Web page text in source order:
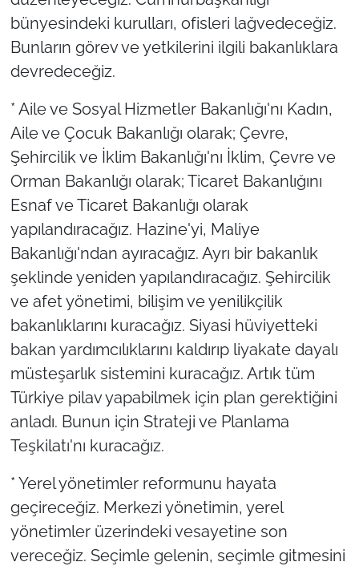
bünyesindeki kurulları, ofisleri lağvedeceğiz.
Bunların görev ve yetkilerini ilgili bakanlıklara
devredeceğiz.
* Aile ve Sosyal Hizmetler Bakanlığı'nı Kadın,
Aile ve Çocuk Bakanlığı olarak; Çevre,
Şehircilik ve İklim Bakanlığı'nı İklim, Çevre ve
Orman Bakanlığı olarak; Ticaret Bakanlığını
Esnaf ve Ticaret Bakanlığı olarak
yapılandıracağız. Hazine'yi, Maliye
Bakanlığı'ndan ayıracağız. Ayrı bir bakanlık
şeklinde yeniden yapılandıracağız. Şehircilik
ve afet yönetimi, bilişim ve yenilikçilik
bakanlıklarını kuracağız. Siyasi hüviyetteki
bakan yardımcılıklarını kaldırıp liyakate dayalı
müsteşarlık sistemini kuracağız. Artık tüm
Türkiye pilav yapabilmek için plan gerektiğini
anladı. Bunun için Strateji ve Planlama
Teşkilatı'nı kuracağız.
* Yerel yönetimler reformunu hayata
geçireceğiz. Merkezi yönetimin, yerel
yönetimler üzerindeki vesayetine son
vereceğiz. Seçimle gelenin, seçimle gitmesini